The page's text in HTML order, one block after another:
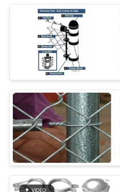
ΜΑΣ
ΕΛΆΤΕ
ΕΠΑΦΉ
ΜΕ
ΖΗΤΉΣΤΕ
ΈΝΑ
ΑΠΌΣΠΑΣΜΑ
SITEMAP